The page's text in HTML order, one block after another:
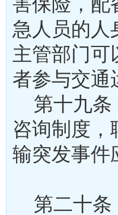
急人员的
主管部门可
者参与交
第十九条
咨询制度，
输突发事件
第二十条